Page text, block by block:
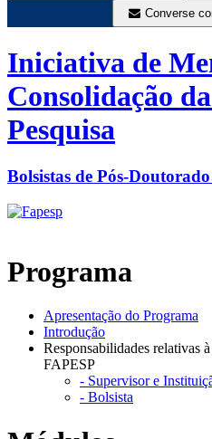
Converse
Iniciativa de
Consolidação
Pesquisa
Bolsistas de Pós-
Programa
Apresentação do Programa
Introdução
Responsabilidades relativas
FAPESP
- Supervisor e
- Bolsista